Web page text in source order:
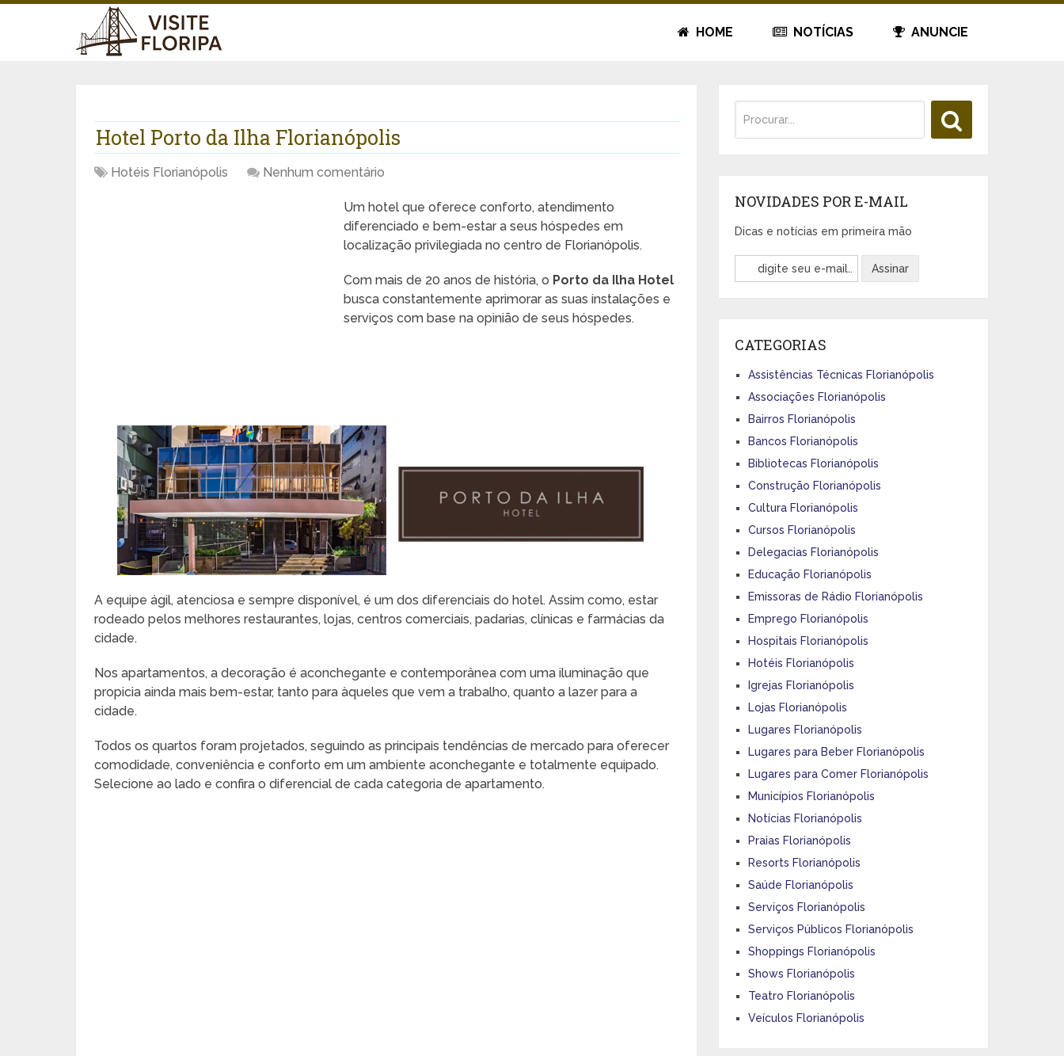
HOME NOTÍCIAS ANUNCIE
Hotel Porto da Ilha Florianópolis
Hotéis Florianópolis Nenhum comentário
Um hotel que oferece conforto, atendimento
diferenciado e bem-estar a seus hóspedes em
localização privilegiada no centro de Florianópolis.
Com mais de 20 anos de história, o Porto da Ilha Hotel
busca constantemente aprimorar as suas instalações e
serviços com base na opinião de seus hóspedes.
A equipe ágil, atenciosa e sempre disponível, é um dos diferenciais do hotel. Assim como, estar
rodeado pelos melhores restaurantes, lojas, centros comerciais, padarias, clínicas e farmácias da
cidade.
Nos apartamentos, a decoração é aconchegante e contemporânea com uma iluminação que
propicia ainda mais bem-estar, tanto para àqueles que vem a trabalho, quanto a lazer para a
cidade.
Todos os quartos foram projetados, seguindo as principais tendências de mercado para oferecer
comodidade, conveniência e conforto em um ambiente aconchegante e totalmente equipado.
Selecione ao lado e confira o diferencial de cada categoria de apartamento.
NOVIDADES POR E-MAIL
Dicas e notícias em primeira mão
CATEGORIAS
Assistências Técnicas Florianópolis
Associações Florianópolis
Bairros Florianópolis
Bancos Florianópolis
Bibliotecas Florianópolis
Construção Florianópolis
Cultura Florianópolis
Cursos Florianópolis
Delegacias Florianópolis
Educação Florianópolis
Emissoras de Rádio Florianópolis
Emprego Florianópolis
Hospitais Florianópolis
Hotéis Florianópolis
Igrejas Florianópolis
Lojas Florianópolis
Lugares Florianópolis
Lugares para Beber Florianópolis
Lugares para Comer Florianópolis
Municípios Florianópolis
Notícias Florianópolis
Praias Florianópolis
Resorts Florianópolis
Saúde Florianópolis
Serviços Florianópolis
Serviços Públicos Florianópolis
Shoppings Florianópolis
Shows Florianópolis
Teatro Florianópolis
Veículos Florianópolis